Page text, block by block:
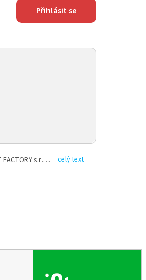
Přihlásit se
Vyplněním shora uvedených údajů beru na vědomí, že společnost TEXT FACTORY s.r.o., sídlem Brno, Durďákova 336/29, Černá Pole, PSČ: 613 00, IČ: 06157831, zapsané u Krajského soudu v Brně, oddíl C, vložka 100399, bude zpracovávat mé osobní údaje uvedené v rámci mnou vyplněného registračního formuláře na základě oprávněných zájmů TEXT FACTORY s.r.o. dle čl. 6 odst. 1 písm. f) GDPR a pro splnění právních povinností (čl. 6 odst. 1 písm. c) GDPR), a to pro tyto účely: nezbytnost zajistit oprávnění návštěvníka webových stránek provozovaných společností TEXT FACTORY s.r.o. přispívat aktivně ke zveřejněným článkům nebo v rámci diskusních fór a výkon práv TEXT FACTORY s.r.o. jako administrátora těchto diskusních fór. Více informací o zpracování osobních údajů a právech lze nalézt v celý text